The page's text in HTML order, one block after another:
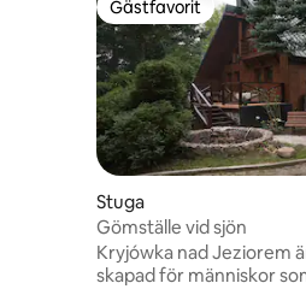
Gästfavorit
Gästfavorit
Stuga
Gömställe vid sjön
Kryjówka nad Jeziorem
skapad för människor